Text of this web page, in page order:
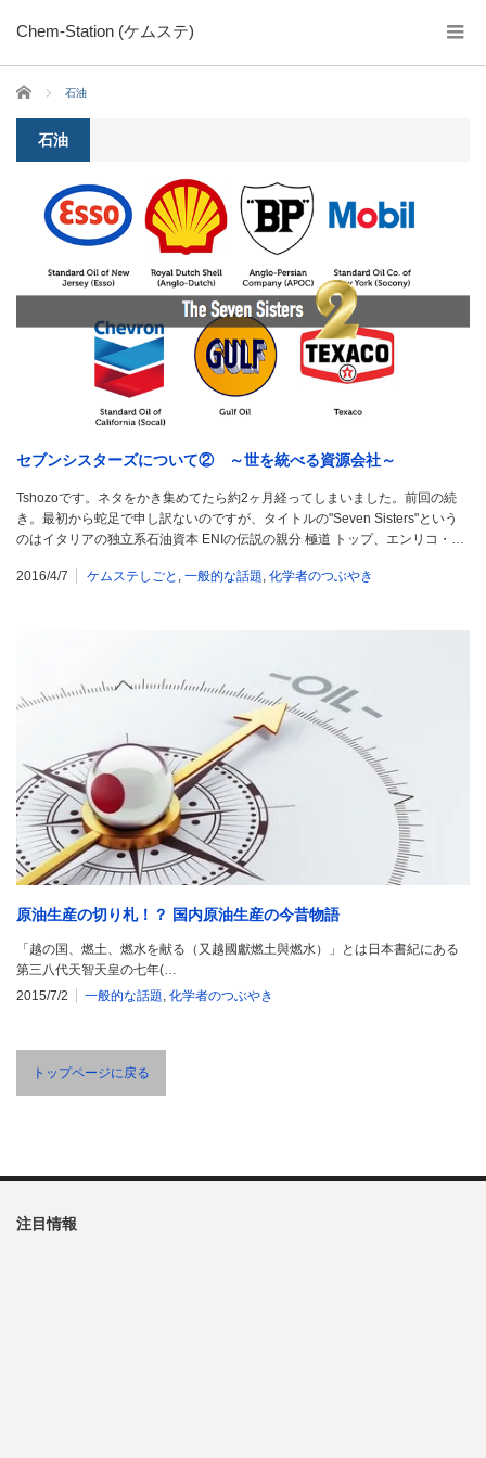
Chem-Station (ケムステ)
ホーム 石油
石油
セブンシスターズについて② ～世を統べる資源会社～
Tshozoです。ネタをかき集めてたら約2ヶ月経ってしまいました。前回の続
き。最初から蛇足で申し訳ないのですが、タイトルの"Seven Sisters"という
のはイタリアの独立系石油資本 ENIの伝説の親分 極道 トップ、エンリコ・…
2016/4/7 ケムステしごと 一般的な話題 化学者のつぶやき
原油生産の切り札！？ 国内原油生産の今昔物語
「越の国、燃土、燃水を献る（又越國獻燃土與燃水）」とは日本書紀にある
第三八代天智天皇の七年(…
2015/7/2
一般的な話題 化学者のつぶやき
トップページに戻る
注目情報